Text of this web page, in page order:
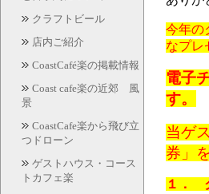
クラフトビール
店内ご紹介
CoastCafé楽の掲載情報
Coast cafe楽の近郊 風
景
CoastCafe楽から飛び立
つドローン
ゲストハウス・コース
トカフェ楽
今年の
なプレ
電子
す。
当ゲ
券」
１．